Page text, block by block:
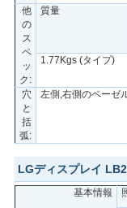
合
地
図
PRIVACY
POLICY
他
の
ス
ペ
ッ
ク:
質量
1.77Kgs (タイプ)
穴
と
括
弧:
左側,右側のベーゼ
LGディスプレイ
基本情報